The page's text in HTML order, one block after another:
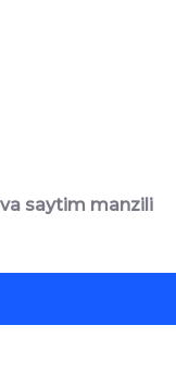
saytim manzili